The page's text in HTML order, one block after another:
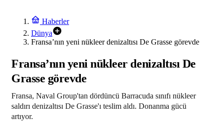
Haberler
Dünya
Fransa’nın yeni nükleer denizaltısı De Grasse görevde
Fransa’nın yeni nükleer denizaltısı De
Grasse görevde
Fransa, Naval Group'tan dördüncü Barracuda sınıfı nükleer
saldırı denizaltısı De Grasse'ı teslim aldı. Donanma gücü
artıyor.